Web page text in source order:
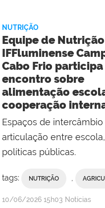
Campus
Cabo
Frio
NUTRIÇÃO
Equipe de
IFFluminense
Cabo Frio
encontro sobre
alimentação
cooperação
Espaços de
articulação entre
políticas públicas.
tags: NUTRIÇÃO
por
publicado
10/06/2026 15h03 Notícias